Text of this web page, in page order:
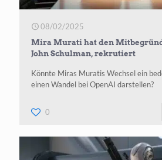
08/02/2025
Mira Murati hat den
John Schulman, rekrutiert
Könnte Miras Muratis Wechsel ein
einen Wandel bei OpenAI darstellen?
0